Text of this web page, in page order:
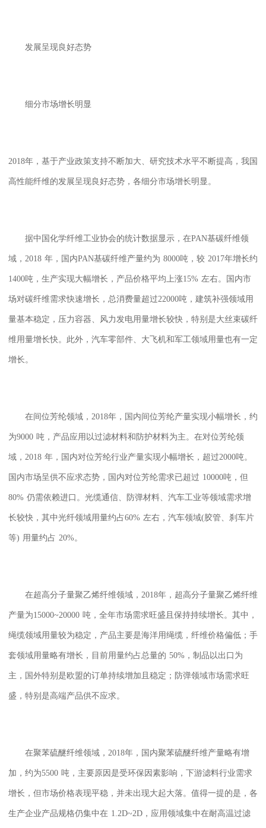
发展呈现良好态势
细分市场增长明显
2018年，基于产业政策支持不断加大、研究技术水平不断提高，我国
高性能纤维的发展呈现良好态势，各细分市场增长明显。
据中国化学纤维工业协会的统计数据显示，在PAN基碳纤维领
域， 2018 年，国内PAN基碳纤维产量约为 8000吨，较 2017年增长约
1400吨，生产实现大幅增长，产品价格平均上涨15% 左右。国内市
场对碳纤维需求快速增长，总消费量超过22000吨，建筑补强领域用
量基本稳定，压力容器、风力发电用量增长较快，特别是大丝束碳纤
维用量增长快。此外，汽车零部件、大飞机和军工领域用量也有一定
增长。
在间位芳纶领域， 2018年，国内间位芳纶产量实现小幅增长，约
为9000 吨，产品应用以过滤材料和防护材料为主。在对位芳纶领
域， 2018 年，国内对位芳纶行业产量实现小幅增长，超过2000吨。
国内市场呈供不应求态势，国内对位芳纶需求已超过 10000吨，但
80% 仍需依赖进口。光缆通信、防弹材料、汽车工业等领域需求增
长较快，其中光纤领域用量约占60% 左右，汽车领域(胶管、刹车片
等) 用量约占 20%。
在超高分子量聚乙烯纤维领域， 2018年，超高分子量聚乙烯纤维
产量为15000~20000 吨，全年市场需求旺盛且保持持续增长。其中，
绳缆领域用量较为稳定，产品主要是海洋用绳缆，纤维价格偏低；手
套领域用量略有增长，目前用量约占总量的 50% ，制品以出口为
主，国外特别是欧盟的订单持续增加且稳定；防弹领域市场需求旺
盛，特别是高端产品供不应求。
在聚苯硫醚纤维领域， 2018年，国内聚苯硫醚纤维产量略有增
加，约为5500 吨，主要原因是受环保因素影响，下游滤料行业需求
增长，但市场价格表现平稳，并未出现大起大落。值得一提的是，各
生产企业产品规格仍集中在 1.2D~2D ，应用领域集中在耐高温过滤